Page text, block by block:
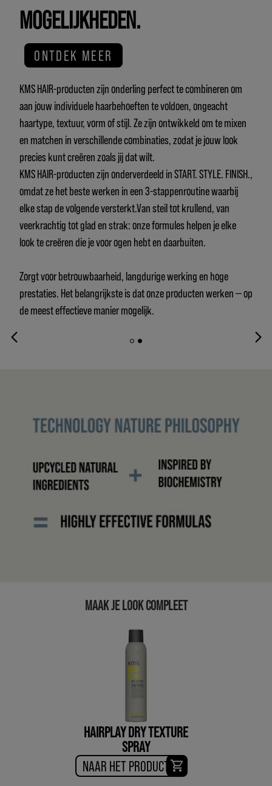
MOGELIJKHEDEN.
ONTDEK MEER
KMS HAIR-producten zijn onderling perfect te combineren om
aan jouw individuele haarbehoeften te voldoen, ongeacht
haartype, textuur, vorm of stijl. Ze zijn ontwikkeld om te mixen
en matchen in verschillende combinaties, zodat je jouw look
precies kunt creëren zoals jij dat wilt.
KMS HAIR-producten zijn onderverdeeld in START. STYLE. FINISH.,
omdat ze het beste werken in een 3-stappenroutine waarbij
elke stap de volgende versterkt.Van steil tot krullend, van
veerkrachtig tot glad en strak: onze formules helpen je elke
look te creëren die je voor ogen hebt en daarbuiten.
Zorgt voor betrouwbaarheid, langdurige werking en hoge
prestaties. Het belangrijkste is dat onze producten werken — op
de meest effectieve manier mogelijk.
MAAK JE LOOK COMPLEET
HAIRPLAY DRY TEXTURE
SPRAY
NAAR HET PRODUCT